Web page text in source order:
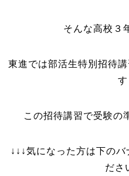
そんな高校３
東進では部活生特別招待
す
この招待講習で受験の
↓↓↓気になった方は下の
ださ